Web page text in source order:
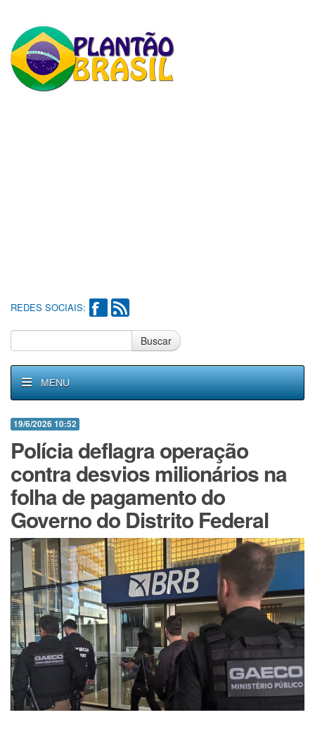
REDES SOCIAIS:
Buscar
MENU
19/6/2026 10:52
Polícia deflagra operação
contra desvios milionários na
folha de pagamento do
Governo do Distrito Federal